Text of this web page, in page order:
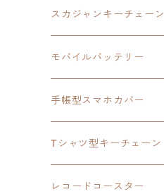
スカジャン
シャツ
モバイルバッテリー
手帳型スマホカバー
東亰ザナドゥ
閃の軌跡Ⅲ
モバイルバッテリー
手帳型スマホカバー
閃の軌跡Ⅳ
手帳型スマホカバー
モバイルバッテリー
軌跡シリーズ
トランプ
閃の軌跡Ⅱ
モバイルバッテリー
手帳型スマホカバー
スカジャンキーチェーン
ウルトラマンシリーズ
日本ファルコム
閃の軌跡Ⅲ
軌跡シリーズ
モバイルバッテリー
ウルトラマン
鷹の爪
イースⅧ
手帳型スマホカバー
鷹の爪団
イースⅧ
Tシャツ型キーチェーン
日本ファルコム
レコードコースター